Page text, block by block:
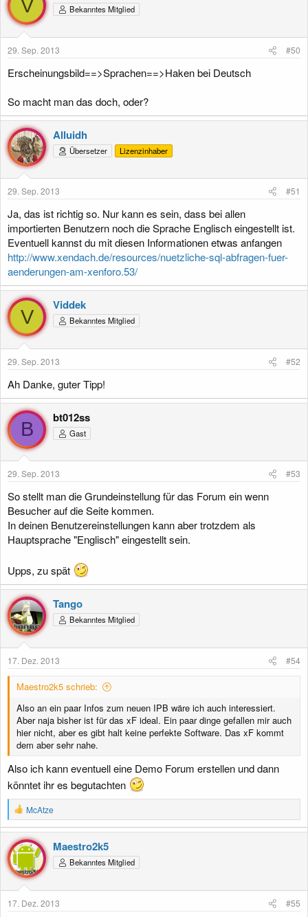
V Bekanntes Mitglied
29. Sep. 2013 #50
Erscheinungsbild==>Sprachen==>Haken bei Deutsch
So macht man das doch, oder?
Alluidh
Übersetzer Lizenzinhaber
29. Sep. 2013 #51
Ja, das ist richtig so. Nur kann es sein, dass bei allen
importierten Benutzern noch die Sprache Englisch eingestellt ist.
Eventuell kannst du mit diesen Informationen etwas anfangen
http://www.xendach.de/resources/nuetzliche-sql-abfragen-fuer-
aenderungen-am-xenforo.53/
V
Viddek
Bekanntes Mitglied
29. Sep. 2013 #52
Ah Danke, guter Tipp!
B
bt012ss
Gast
29. Sep. 2013 #53
So stellt man die Grundeinstellung für das Forum ein wenn
Besucher auf die Seite kommen.
In deinen Benutzereinstellungen kann aber trotzdem als
Hauptsprache "Englisch" eingestellt sein.
Upps, zu spät
Tango
Bekanntes Mitglied
17. Dez. 2013 #54
Maestro2k5 schrieb:
Also an ein paar Infos zum neuen IPB wäre ich auch interessiert.
Aber naja bisher ist für das xF ideal. Ein paar dinge gefallen mir auch
hier nicht, aber es gibt halt keine perfekte Software. Das xF kommt
dem aber sehr nahe.
Also ich kann eventuell eine Demo Forum erstellen und dann
könntet ihr es begutachten
R
e
a
k
t
o
n
n
McAtze
Maestro2k5
Bekanntes Mitglied
17. Dez. 2013 #55